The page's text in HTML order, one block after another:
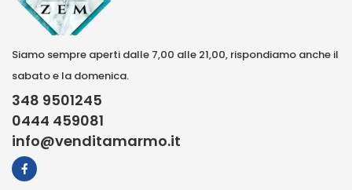
Siamo sempre aperti dalle 7,00 alle 21,00, rispondiamo anche il
sabato e la domenica.
348 9501245
0444 459081
info@venditamarmo.it